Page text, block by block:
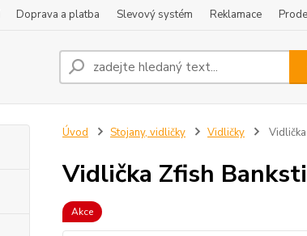
Doprava a platba Slevový systém Reklamace
Úvod Stojany, vidličky Vidličky
Vidlička Zfish
Akce